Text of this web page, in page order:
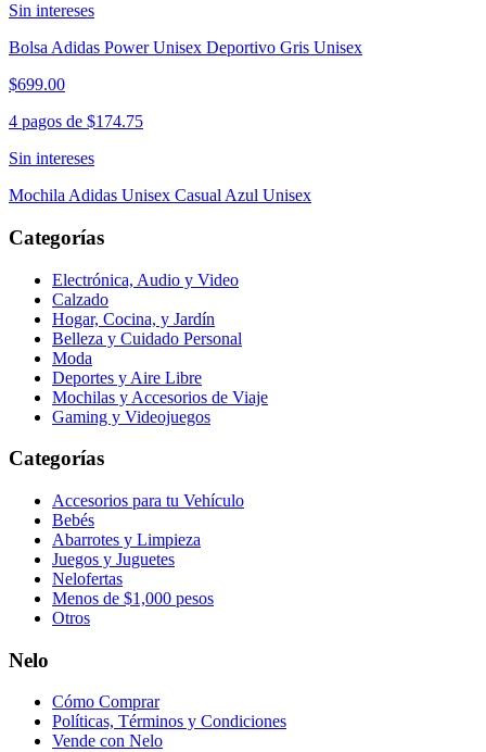
Sin intereses
Bolsa Adidas Power Unisex Deportivo Gris Unisex
$699.00
4 pagos de $174.75
Sin intereses
Mochila Adidas Unisex Casual Azul Unisex
Categorías
Electrónica, Audio y Video
Calzado
Hogar, Cocina, y Jardín
Belleza y Cuidado Personal
Moda
Deportes y Aire Libre
Mochilas y Accesorios de Viaje
Gaming y Videojuegos
Categorías
Accesorios para tu Vehículo
Bebés
Abarrotes y Limpieza
Juegos y Juguetes
Nelofertas
Menos de $1,000 pesos
Otros
Nelo
Cómo Comprar
Políticas, Términos y Condiciones
Vende con Nelo